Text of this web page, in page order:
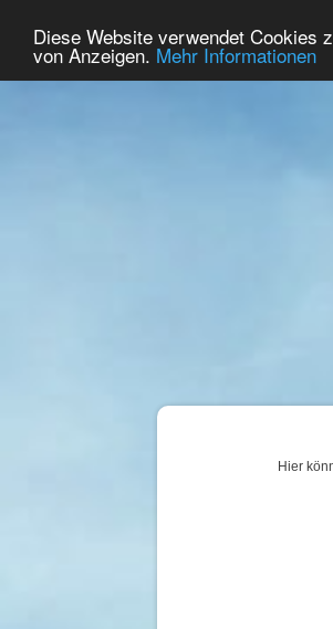
Diese Website verwendet Cookies
von Anzeigen. Mehr Informationen
Home Premium
Hier